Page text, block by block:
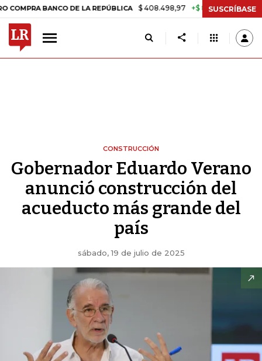
BANCO DE LA REPÚBLICA $ 408.498,97 +$ 8.753,81 +2,19% TASA
SUSCRÍBASE
CONSTRUCCIÓN
Gobernador Eduardo Verano
anunció construcción del
acueducto más grande del
país
sábado, 19 de julio de 2025